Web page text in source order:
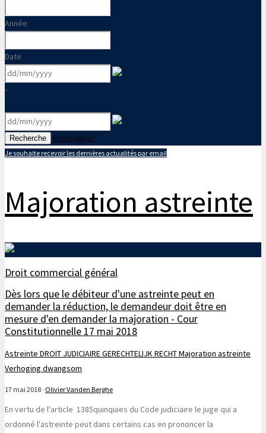
Année
Date
-
Recherche Réinitialiser
Je souhaite recevoir les dernières actualités par email
Majoration astreinte
Droit commercial général
Dès lors que le débiteur d'une astreinte peut en
demander la réduction, le demandeur doit être en
mesure d'en demander la majoration - Cour
Constitutionnelle 17 mai 2018
Astreinte DROIT JUDICIAIREGERECHTELIJK RECHTMajoration astreinte
Verhoging dwangsom
17 mai 2018 · Olivier Vanden Berghe
En vertu de l'article 1385quinquies du Code judiciaire le juge qui a
ordonné l'astreinte peut dans certains cas en prononcer la